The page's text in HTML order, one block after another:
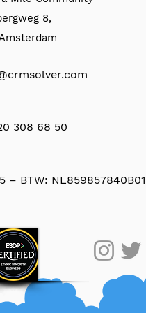
8,
Amsterdam
308 68 50
– BTW: NL859857840B01